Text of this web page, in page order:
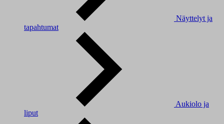
Näyttelyt ja
tapahtumat
Aukiolo ja
liput